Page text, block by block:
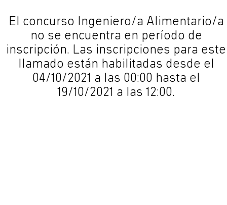
El concurso Ingeniero/a Alimentario/a
no se encuentra en período de
inscripción. Las inscripciones para este
llamado están habilitadas desde el
04/10/2021 a las 00:00 hasta el
19/10/2021 a las 12:00.